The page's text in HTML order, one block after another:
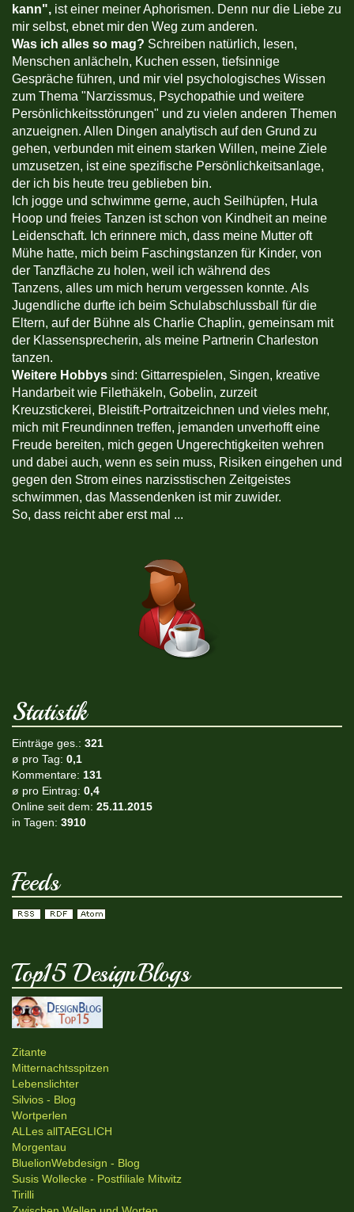
kann", ist einer meiner Aphorismen. Denn nur die Liebe zu
mir selbst, ebnet mir den Weg zum anderen.
Was ich alles so mag? Schreiben natürlich, lesen,
Menschen anlächeln, Kuchen essen, tiefsinnige
Gespräche führen, und mir viel psychologisches Wissen
zum Thema "Narzissmus, Psychopathie und weitere
Persönlichkeitsstörungen" und zu vielen anderen Themen
anzueignen. Allen Dingen analytisch auf den Grund zu
gehen, verbunden mit einem starken Willen, meine Ziele
umzusetzen, ist eine spezifische Persönlichkeitsanlage,
der ich bis heute treu geblieben bin.
Ich jogge und schwimme gerne, auch Seilhüpfen, Hula
Hoop und freies Tanzen ist schon von Kindheit an meine
Leidenschaft. Ich erinnere mich, dass meine Mutter oft
Mühe hatte, mich beim Faschingstanzen für Kinder, von
der Tanzfläche zu holen, weil ich während des
Tanzens, alles um mich herum vergessen konnte. Als
Jugendliche durfte ich beim Schulabschlussball für die
Eltern, auf der Bühne als Charlie Chaplin, gemeinsam mit
der Klassensprecherin, als meine Partnerin Charleston
tanzen.
Weitere Hobbys sind: Gittarrespielen, Singen, kreative
Handarbeit wie Filethäkeln, Gobelin, zurzeit
Kreuzstickerei, Bleistift-Portraitzeichnen und vieles mehr,
mich mit Freundinnen treffen, jemanden unverhofft eine
Freude bereiten, mich gegen Ungerechtigkeiten wehren
und dabei auch, wenn es sein muss, Risiken eingehen und
gegen den Strom eines narzisstischen Zeitgeistes
schwimmen, das Massendenken ist mir zuwider.
So, dass reicht aber erst mal ...
Statistik
Einträge ges.: 321
ø pro Tag: 0,1
Kommentare: 131
ø pro Eintrag: 0,4
Online seit dem: 25.11.2015
in Tagen: 3910
Feeds
Top15 DesignBlogs
Zitante
Mitternachtsspitzen
Lebenslichter
Silvios - Blog
Wortperlen
ALLes allTAEGLICH
Morgentau
BluelionWebdesign - Blog
Susis Wollecke - Postfiliale Mitwitz
Tirilli